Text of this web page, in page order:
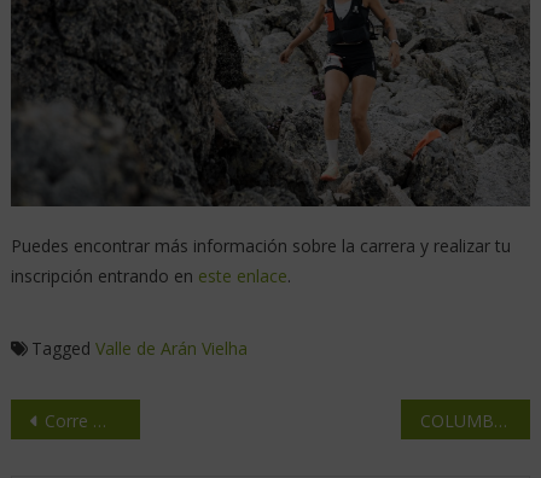
Puedes encontrar más información sobre la carrera y realizar tu
inscripción entrando en este enlace.
Tagged Valle de Arán Vielha
Corre más y esfuérzate menos con Altra COLUMBIA crea un plan de senderismo.